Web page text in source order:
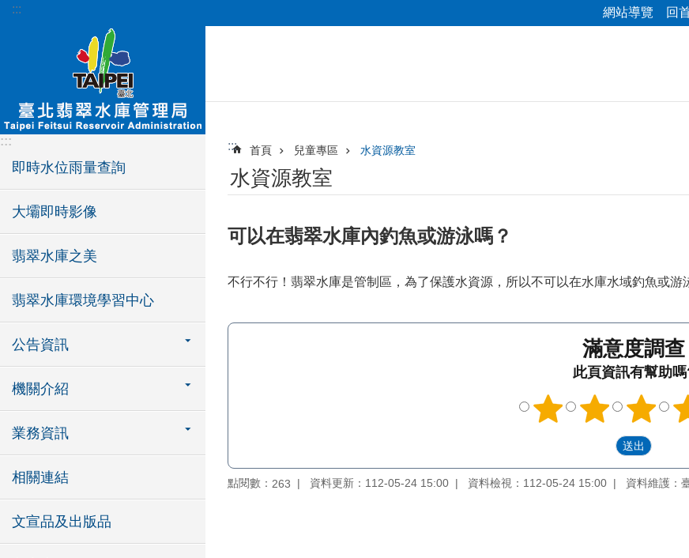
跳到主要內容區塊
::: 網站導覽 回
:::
即時水位雨量查詢
大壩即時影像
翡翠水庫之美
翡翠水庫環境學習中心
公告資訊
機關介紹
業務資訊
相關連結
文宣品及出版品
::: 首頁 兒童專區 水資源教室
水資源教室
可以在翡翠水庫內釣魚或游泳嗎？
不行不行！翡翠水庫是管制區，為了保護水資源，所以不可以在水庫水域釣魚或游
滿意度調查
此頁資訊有幫助
點閱數： 263 資料更新：112-05-24 15:00 資料檢視：112-05-24 15:00 資料維護：